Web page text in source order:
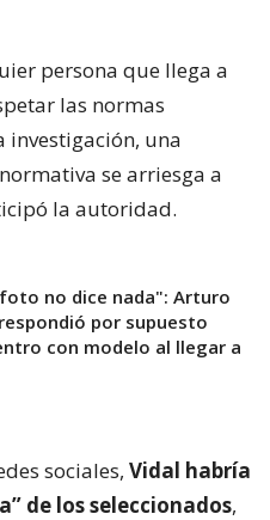
persona que llega a
las normas
investigación, una
se arriesga a
la autoridad.
no dice nada": Arturo
por supuesto
con modelo al llegar a
sociales, Vidal habría
de los seleccionados,